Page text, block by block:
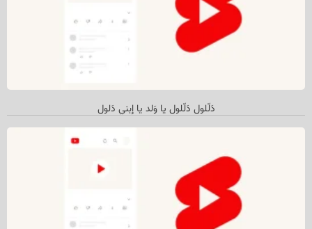
دَلّلول دَلّلول یا وَلد یا إبني دَلول